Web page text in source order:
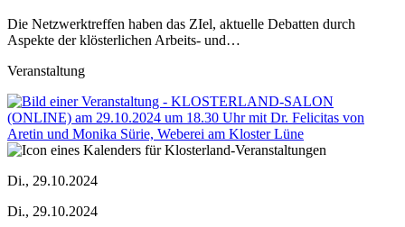
Die Netzwerktreffen haben das ZIel, aktuelle Debatten durch
Aspekte der klösterlichen Arbeits- und…
Veranstaltung
Di., 29.10.2024
Di., 29.10.2024